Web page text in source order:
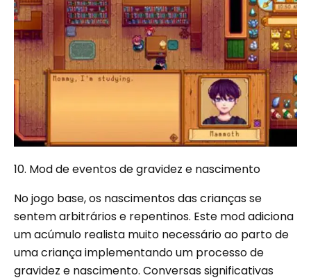
10. Mod de eventos de gravidez e nascimento
No jogo base, os nascimentos das crianças se
sentem arbitrários e repentinos. Este mod adiciona
um acúmulo realista muito necessário ao parto de
uma criança implementando um processo de
gravidez e nascimento. Conversas significativas